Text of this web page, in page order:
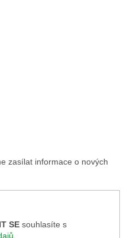
zasílat informace o nových
SEsouhlasíte s
.